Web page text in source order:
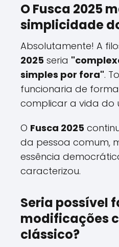
O Fusca 2025
simplicidade
Absolutamente! A
2025 seria
simples por fora".
funcionaria de
complicar a vida do
O Fusca 2025
da pessoa comum,
essência
caracterizou.
Seria possível
modificações
clássico?